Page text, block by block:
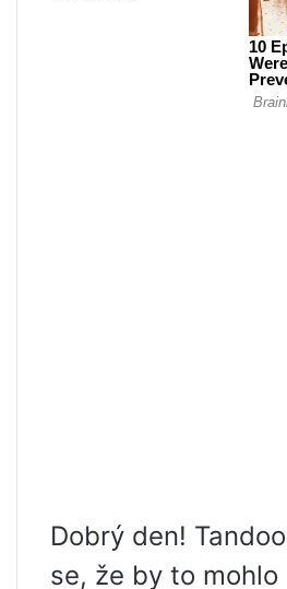
Dobrý den!
se, že by to mohlo